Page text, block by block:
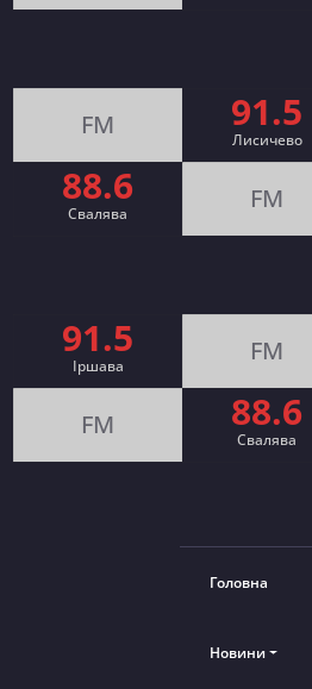
FM 91.5
Лисичево
88.6
Свалява FM
91.5
Іршава FM
FM 88.6
Cвалява
Головна
Новини